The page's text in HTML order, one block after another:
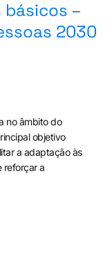
–
2030
no âmbito do
objetivo
a adaptação às
reforçar a